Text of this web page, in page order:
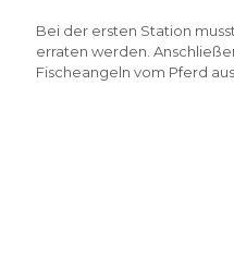
Bei der ersten Station
erraten werden.
Fischeangeln vom Pferd